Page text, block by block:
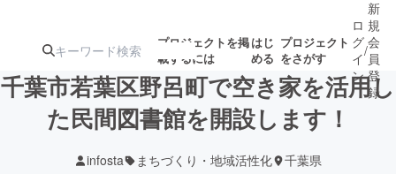
プロジェクトを掲
載するには
はじ
める
プロジェクト
をさがす
ターン
注目の新着プロ
ジェクト
募集終了が近いプ
ロジェクト
されます
ロ
グ
イ
ン
/
新
規
会
員
登
録
千葉市若葉区野呂町で空き家を活用し
た民間図書館を開設します！
infosta まちづくり・地域活性化 千葉県